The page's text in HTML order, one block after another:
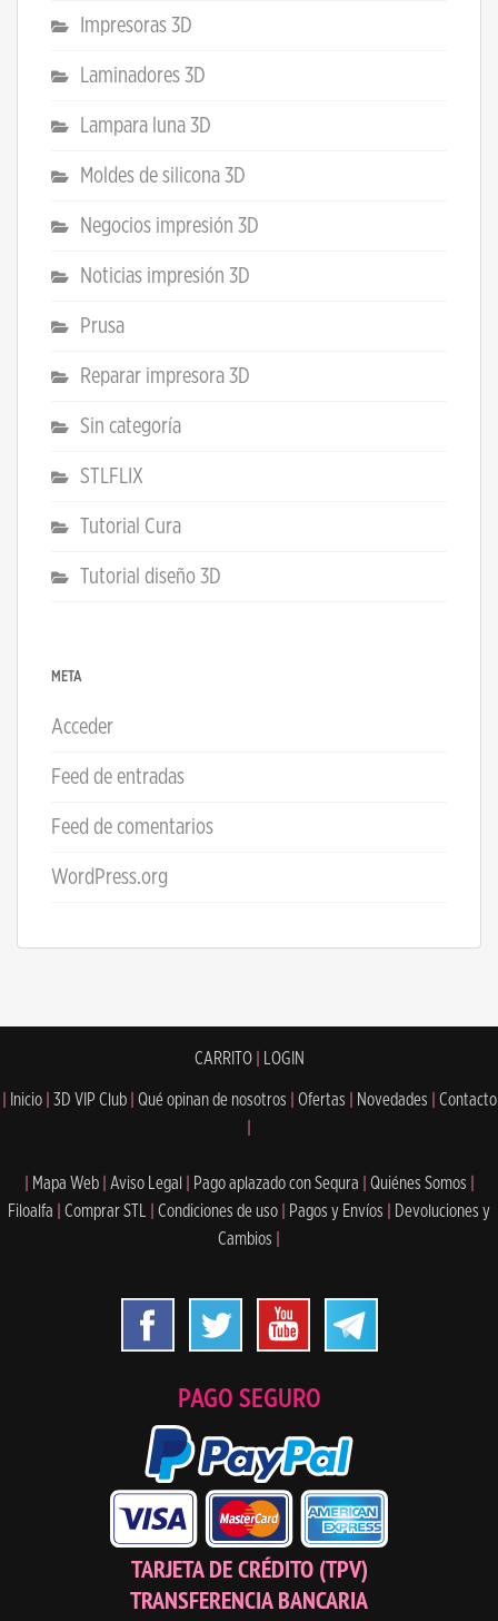
Impresoras 3D
Laminadores 3D
Lampara luna 3D
Moldes de silicona 3D
Negocios impresión 3D
Noticias impresión 3D
Prusa
Reparar impresora 3D
Sin categoría
STLFLIX
Tutorial Cura
Tutorial diseño 3D
META
Acceder
Feed de entradas
Feed de comentarios
WordPress.org
CARRITO| LOGIN
Inicio 3D VIP Club Qué opinan de nosotros Ofertas Novedades
Contacto
Mapa Web Aviso Legal Pago aplazado con Sequra Quiénes Somos
Filoalfa
Comprar STL Condiciones de uso Pagos y Envíos
Devoluciones y
Cambios
PAGO SEGURO
TARJETA DE CRÉDITO (TPV)
TRANSFERENCIA BANCARIA